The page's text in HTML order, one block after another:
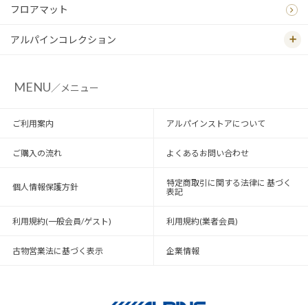
フロアマット
アルパインコレクション
MENU／メニュー
ご利用案内 アルパインストアについて
ご購入の流れ よくあるお問い合わせ
個人情報保護方針
特定商取引に関する法律に 基づく
表記
利用規約(一般会員/ゲスト) 利用規約(業者会員)
古物営業法に基づく表示 企業情報